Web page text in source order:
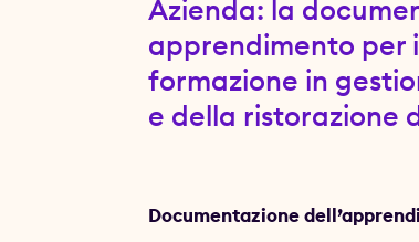
Azienda: la
apprendimento per
formazione in
e della ristorazione
Documentazione